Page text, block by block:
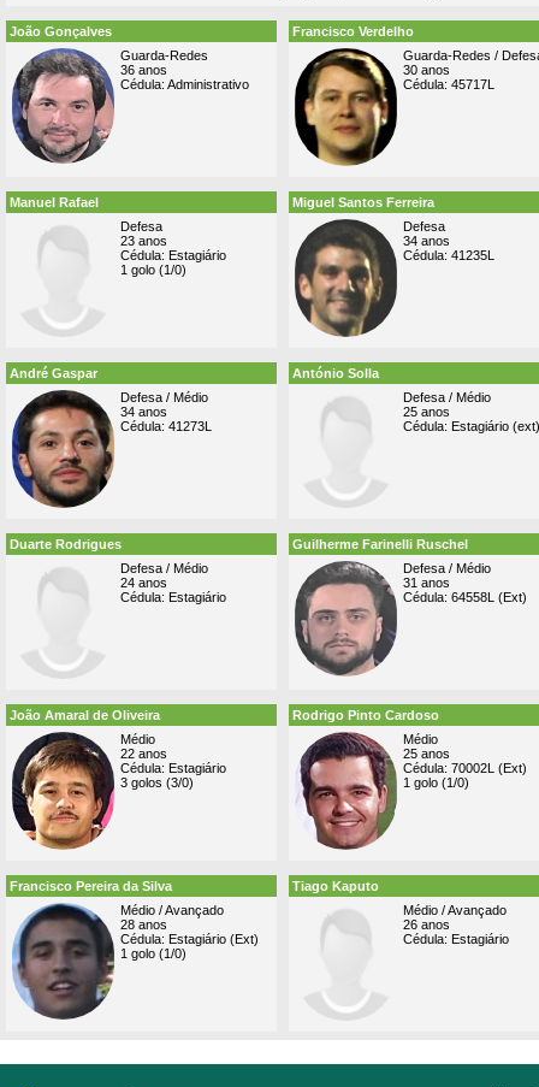
João Gonçalves
Guarda-Redes
36 anos
Cédula: Administrativo
Francisco Verdelho
Guarda-Redes /
30 anos
Cédula: 45717L
Manuel Rafael
Defesa
23 anos
Cédula: Estagiário
1 golo (1/0)
Miguel Santos Ferreira
Defesa
34 anos
Cédula: 41235L
André Gaspar
Defesa / Médio
34 anos
Cédula: 41273L
António Solla
Defesa / Médio
25 anos
Cédula: Estagiário (ext)
Duarte Rodrigues
Defesa / Médio
24 anos
Cédula: Estagiário
Guilherme Farinelli Ruschel
Defesa / Médio
31 anos
Cédula: 64558L (Ext)
João Amaral de Oliveira
Médio
22 anos
Cédula: Estagiário
3 golos (3/0)
Rodrigo Pinto Cardoso
Médio
25 anos
Cédula: 70002L (Ext)
1 golo (1/0)
Francisco Pereira da Silva
Médio / Avançado
28 anos
Cédula: Estagiário (Ext)
1 golo (1/0)
Tiago Kaputo
Médio / Avançado
26 anos
Cédula: Estagiário